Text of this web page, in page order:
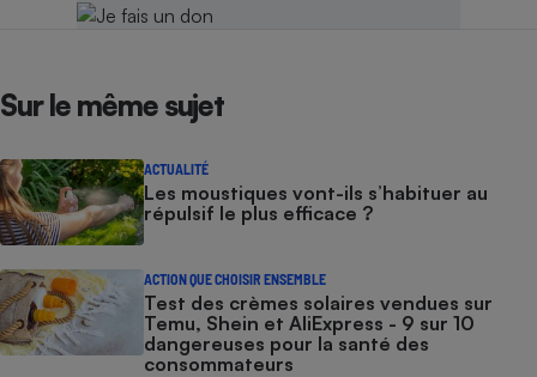
Sur le même sujet
ACTUALITÉ
Les moustiques vont-ils s’habituer au
répulsif le plus efficace ?
ACTION QUE CHOISIR ENSEMBLE
Test des crèmes solaires vendues sur
Temu, Shein et AliExpress - 9 sur 10
dangereuses pour la santé des
consommateurs